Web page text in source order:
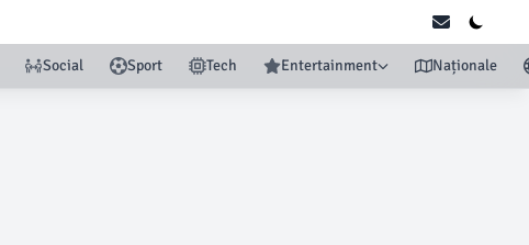
Social Sport Tech Entertainment Naționale